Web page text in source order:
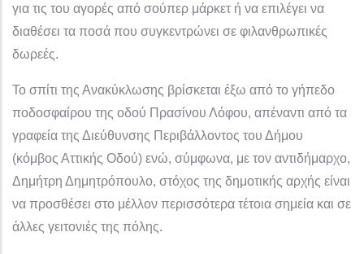
για τις του αγορές από σούπερ μάρκετ ή να επιλέγει να
διαθέσει τα ποσά που συγκεντρώνει σε φιλανθρωπικές
δωρεές.
Το σπίτι της Ανακύκλωσης βρίσκεται έξω από το γήπεδο
ποδοσφαίρου της οδού Πρασίνου Λόφου, απέναντι από τα
γραφεία της Διεύθυνσης Περιβάλλοντος του Δήμου
(κόμβος Αττικής Οδού) ενώ, σύμφωνα, με τον αντιδήμαρχο,
Δημήτρη Δημητρόπουλο, στόχος της δημοτικής αρχής είναι
να προσθέσει στο μέλλον περισσότερα τέτοια σημεία και σε
άλλες γειτονιές της πόλης.